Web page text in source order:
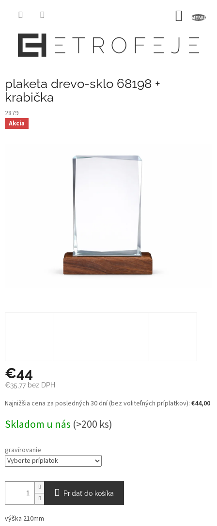
plaketa drevo-sklo 68198 +
krabička
2879
Akcia
€44
€35,77 bez DPH
Jednotková
cena:
Najnižšia cena za posledných 30 dní (bez voliteľných príplatkov): €44,00
Skladom u nás (>200 ks)
gravírovanie
Pridať do košíka
výška 210mm